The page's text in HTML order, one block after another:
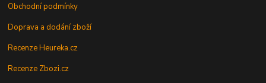
Obchodní podmínky
Doprava a dodání zboží
Recenze Heureka.cz
Recenze Zbozi.cz